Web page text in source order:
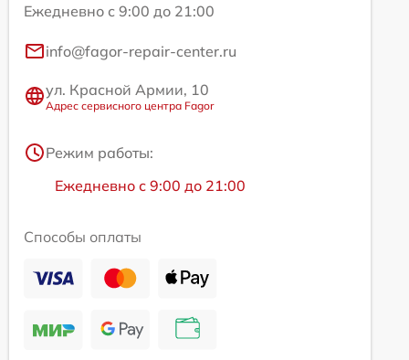
Ежедневно с 9:00 до 21:00
info@fagor-repair-center.ru
ул. Красной Армии, 10
Адрес сервисного центра Fagor
Режим работы:
Ежедневно с 9:00 до 21:00
Способы оплаты